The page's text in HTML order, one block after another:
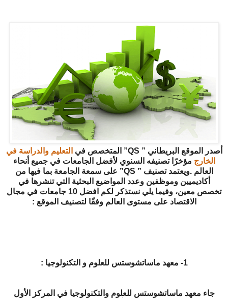
أصدر الموقع البريطاني ” QS” المتخصص في
التعليم والدراسة في
الخارج مؤخرًا تصنيفه السنوي لأفضل الجامعات في جميع أنحاء
العالم .ويعتمد تصنيف ” QS” على سمعة الجامعة بما فيها من
أكاديميين وموظفين وعدد المواضيع البحثية التي تنشرها في
تخصص معين، وفيما يلي نستذكر لكم افضل 10 جامعات في مجال
الاقتصاد على مستوى العالم وفقًا لتصنيف الموقع :
1- معهد ماساتشوستس للعلوم و التكنولوجيا :
جاء معهد ماساتشوستس للعلوم والتكنولوجيا في المركز الأول